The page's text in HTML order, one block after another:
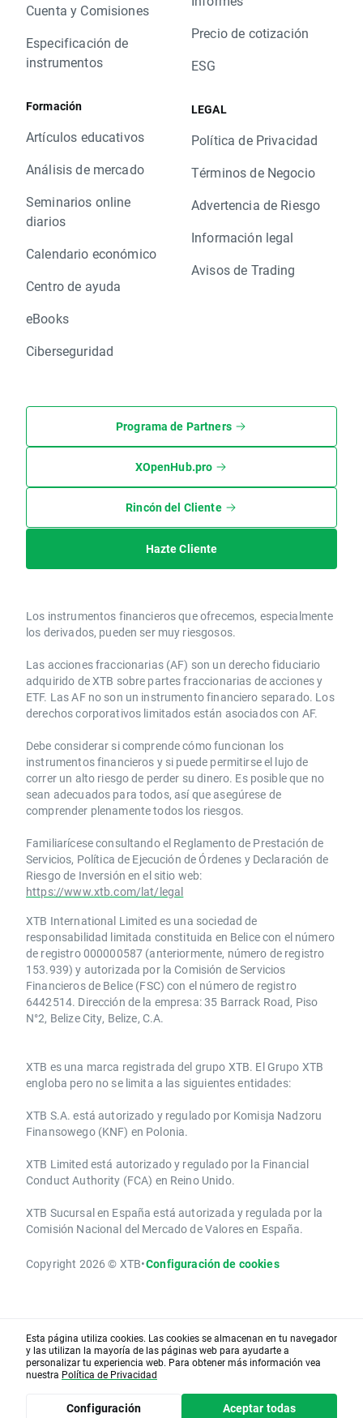
Cuenta y Comisiones
Especificación de
instrumentos
Formación
Artículos educativos
Análisis de mercado
Seminarios online
diarios
Calendario económico
Centro de ayuda
eBooks
Ciberseguridad
Precio de cotización
ESG
LEGAL
Política de Privacidad
Términos de Negocio
Advertencia de Riesgo
Información legal
Avisos de Trading
Programa de Partners
XOpenHub.pro
Rincón del Cliente
Hazte Cliente
Los instrumentos financieros que ofrecemos, especialmente
los derivados, pueden ser muy riesgosos.
Las acciones fraccionarias (AF) son un derecho fiduciario
adquirido de XTB sobre partes fraccionarias de acciones y
ETF. Las AF no son un instrumento financiero separado. Los
derechos corporativos limitados están asociados con AF.
Debe considerar si comprende cómo funcionan los
instrumentos financieros y si puede permitirse el lujo de
correr un alto riesgo de perder su dinero. Es posible que no
sean adecuados para todos, así que asegúrese de
comprender plenamente todos los riesgos.
Familiarícese consultando el Reglamento de Prestación de
Servicios, Política de Ejecución de Órdenes y Declaración de
Riesgo de Inversión en el sitio web:
https://www.xtb.com/lat/legal
XTB International Limited es una sociedad de
responsabilidad limitada constituida en Belice con el número
de registro 000000587 (anteriormente, número de registro
153.939) y autorizada por la Comisión de Servicios
Financieros de Belice (FSC) con el número de registro
6442514. Dirección de la empresa: 35 Barrack Road, Piso
N°2, Belize City, Belize, C.A.
​​XTB es una marca registrada del grupo XTB. El Grupo XTB
engloba pero no se limita a las siguientes entidades:
XTB S.A.​ está autorizado y regulado por Komisja Nadzoru
Finansowego (KNF) ​en Polonia.
XTB Limited ​está autorizado y regulado por la ​Financial
Conduct Authority ​(FCA) en ​​Reino Unido.
XTB Sucursal en España está autorizada y regulada por la
Comisión Nacional del Mercado de Valores en España.
Copyright 2026 © XTB•Configuración de cookies
Esta página utiliza cookies. Las cookies se almacenan en tu navegador
y las utilizan la mayoría de las páginas web para ayudarte a
personalizar tu experiencia web. Para obtener más información vea
nuestra Política de Privacidad
Configuración Aceptar todas